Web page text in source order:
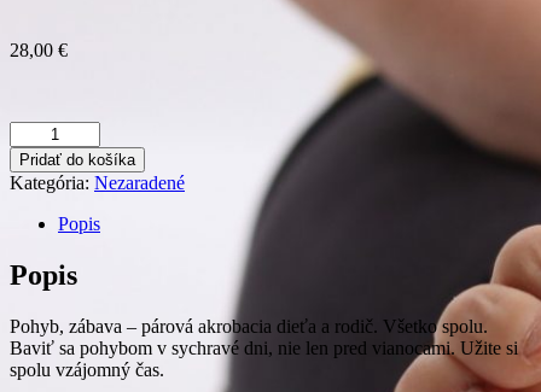
28,00 €
množstvo
Adventný
kalendár
AKROGYM
Pridať do košíka
Kategória: Nezaradené
Popis
Popis
Pohyb, zábava – párová akrobacia dieťa a rodič. Všetko spolu.
Baviť sa pohybom v sychravé dni, nie len pred vianocami. Užite si
spolu vzájomný čas.